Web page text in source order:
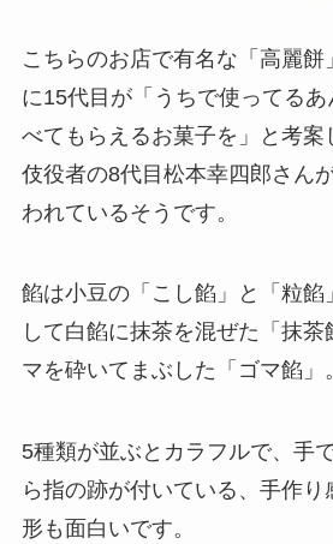
こちらのお店で有名な「高麗餅
に15代目が「うちで使ってる
べてもらえるお菓子を」と考案
伎役者の8代目松本幸四郎さん
われているそうです。
餡は小豆の「こし餡」と「粒餡
して白餡に抹茶を混ぜた「抹
マを砕いてまぶした「ゴマ餡」。
5種類が並ぶとカラフルで、手
ら指の跡が付いている、手作
形も面白いです。